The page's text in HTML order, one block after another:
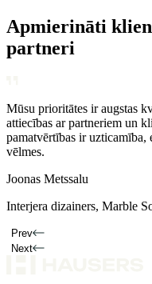
Apmierināti
partneri
Mūsu prioritātes ir augstas
attiecības ar partneriem un
pamatvērtības ir uzticamība,
vēlmes.
Joonas Metssalu
Interjera dizainers, Marble
Mūsu pamatvērtības ir
apmierināt klientu vēlmes.
Annika Kolde
Mājas īpašnieks
Mūsu prioritātes ir augstas
attiecības ar partneriem un
Kaarel Hõbepappel
Interjera dizainers
Prev
Next